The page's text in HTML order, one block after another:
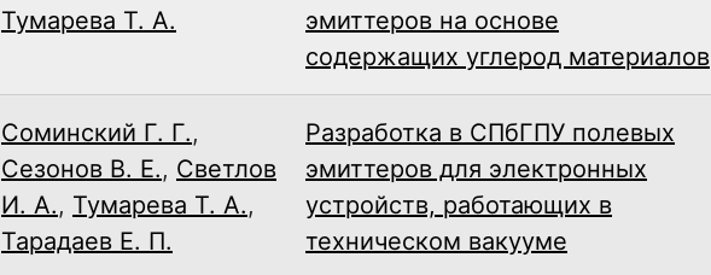
Тумарева Т. А.
эмиттеров на основе
содержащих углерод материалов
Соминский Г. Г.,
Сезонов В. Е., Светлов
И. А., Тумарева Т. А.,
Тарадаев Е. П.
Разработка в СПбГПУ полевых
эмиттеров для электронных
устройств, работающих в
техническом вакууме